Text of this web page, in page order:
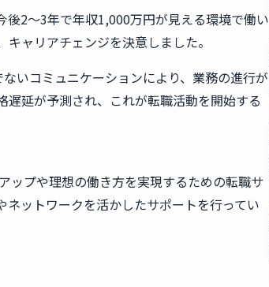
2〜3年で年収1,000万円が見える環境で働い
ャリアチェンジを決意しました。
いコミュニケーションにより、業務の進行が
延が予測され、これが転職活動を開始する
ップや理想の働き方を実現するための転職サ
ットワークを活かしたサポートを行ってい